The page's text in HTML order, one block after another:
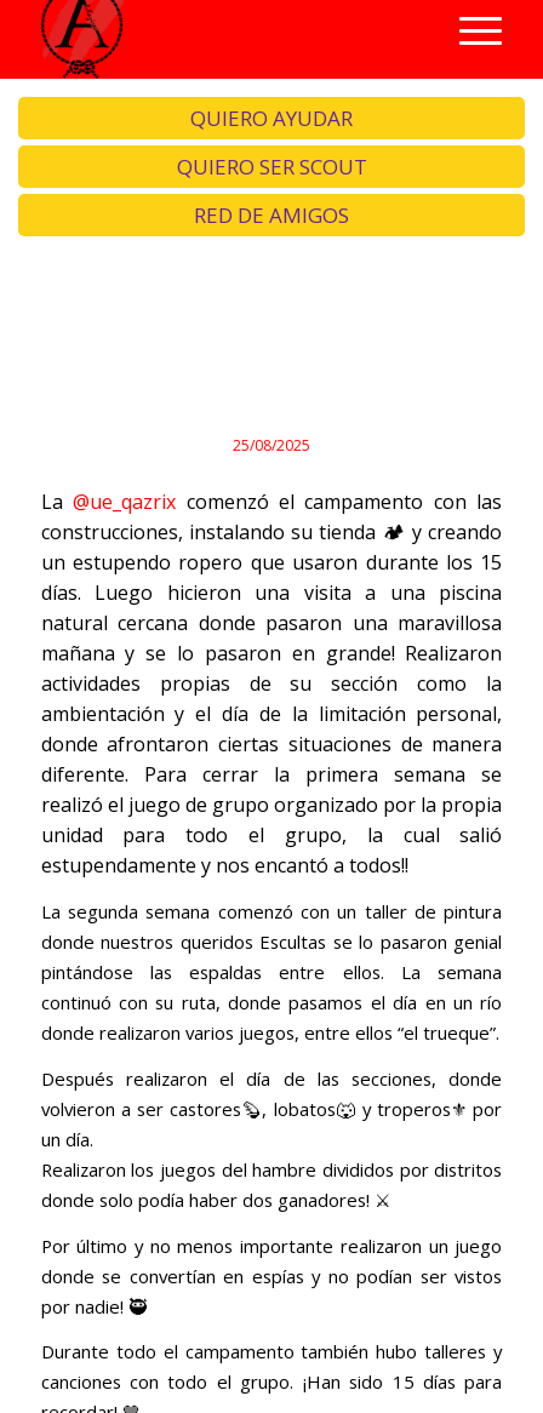
QUIERO AYUDAR
QUIERO SER SCOUT
RED DE AMIGOS
25/08/2025
La@ue_qazrix comenzó el campamento con las
construcciones, instalando su tienda 🏕️ y creando
un estupendo ropero que usaron durante los 15
días. Luego hicieron una visita a una piscina
natural cercana donde pasaron una maravillosa
mañana y se lo pasaron en grande! Realizaron
actividades propias de su sección como la
ambientación y el día de la limitación personal,
donde afrontaron ciertas situaciones de manera
diferente. Para cerrar la primera semana se
realizó el juego de grupo organizado por la propia
unidad para todo el grupo, la cual salió
estupendamente y nos encantó a todos!!
La segunda semana comenzó con un taller de pintura
donde nuestros queridos Escultas se lo pasaron genial
pintándose las espaldas entre ellos. La semana
continuó con su ruta, donde pasamos el día en un río
donde realizaron varios juegos, entre ellos “el trueque”.
Después realizaron el día de las secciones, donde
volvieron a ser castores🦫, lobatos🐺 y troperos⚜️ por
un día.
Realizaron los juegos del hambre divididos por distritos
donde solo podía haber dos ganadores! ⚔️
Por último y no menos importante realizaron un juego
donde se convertían en espías y no podían ser vistos
por nadie! 🥷
Durante todo el campamento también hubo talleres y
canciones con todo el grupo. ¡Han sido 15 días para